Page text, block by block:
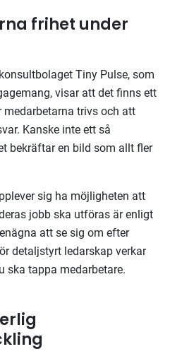
frihet under
Tiny Pulse, som
visar att det finns ett
trivs och att
Kanske inte ett så
bekräftar en bild som allt fler
sig ha möjligheten att
jobb ska utföras är enligt
att se sig om efter
detaljstyrt ledarskap verkar
ska tappa medarbetare.